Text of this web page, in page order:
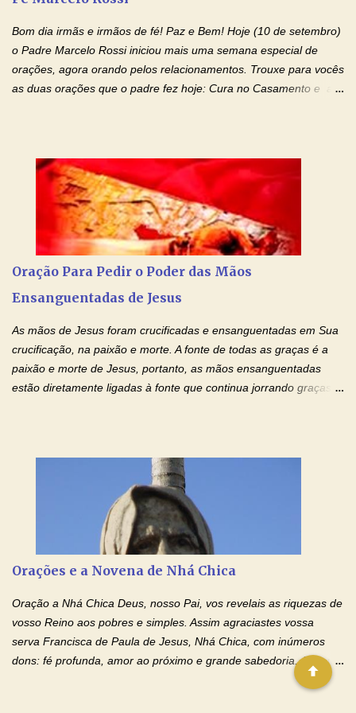
os laços...
Bom dia irmãs e irmãos de fé! Paz e Bem! Hoje (10 de setembro)
o Padre Marcelo Rossi iniciou mais uma semana especial de
orações, agora orando pelos relacionamentos. Trouxe para vocês
as duas orações que o padre fez hoje: Cura no Casamento e a
com o Momento de Fé. Que Deus abençoe e que todo
relacionamento seja fortalecido e curado no amor Ágape de
Jesus. Adriana-Devoção e Fé Mensagem do Padre Marcelo Rossi
em seu Facebook: Amados, iniciamos uma semana para orar
pelos relacionamentos. Diz a Bíblia sagrada: "O amor é paciente,
de orgulho. Nada faz de inconveniente, não procura o seu próprio
interesse, não se irrita, não guarda rancor. Não se alegra com a
Oração Para Pedir o Poder das Mãos
Ensanguentadas de Jesus
As mãos de Jesus foram crucificadas e ensanguentadas em Sua
crucificação, na paixão e morte. A fonte de todas as graças é a
paixão e morte de Jesus, portanto, as mãos ensanguentadas
estão diretamente ligadas à fonte que continua jorrando graças
ensanguentadas, chagadas e abertas, sobre mim, neste
momento. Sinto-me completamente sem forças para prosseguir,
carregando as minhas cruzes. Preciso que a força e o poder de
Tuas Mãos, que suportaram a mais profunda dor ao serem
pregadas na Cruz, reergam-me e curem-me agora. Jesus, não
amo. Nós precisamos desesperadamente de cura física e
espiritual, através do toque consolador de tuas Mãos
ensanguentadas e infinitamente poderosas. Eu reconheço,
apesar de toda a minha limitação e da infinidade dos meus ...
Orações e a Novena de Nhá Chica
Oração a Nhá Chica Deus, nosso Pai, vos revelais as riquezas de
vosso Reino aos pobres e simples. Assim agraciastes vossa
serva Francisca de Paula de Jesus, Nhá Chica, com inúmeros
dons: fé profunda, amor ao próximo e grande sabedoria. Amou a
Igreja e manteve uma terna devoção à Imaculada Conceição. Por